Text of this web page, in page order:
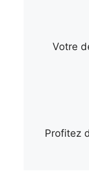
Votre
Profitez